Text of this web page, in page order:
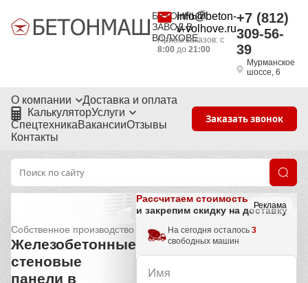
БЕТОННЫЙ
ЗАВОД В
ВОЛХОВЕ
info@beton-
v-volhove.ru
Приём заказов: с
8:00до 21:00
+7 (812)
309-56-
39
Мурманское
шоссе, 6
О компании
Доставка и оплата
КалькуляторУслуги
СпецтехникаВакансииОтзывы
Контакты
Заказать звонок
Реклама
Собственное производство
Железобетонные
стеновые
панели в
Рассчитаем стоимость
и закрепим скидку на доставку
На сегодня осталось 3
свободных машин